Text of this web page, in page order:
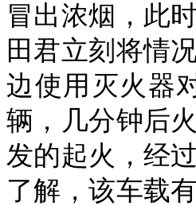
冒出浓烟，此
田君立刻将情
边使用灭火器
辆，几分钟后
发的起火，经
了解，该车载